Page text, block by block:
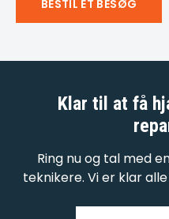
BESTIL ET BESØG
Klar til at få
Ring nu og tal med
teknikere. Vi er klar